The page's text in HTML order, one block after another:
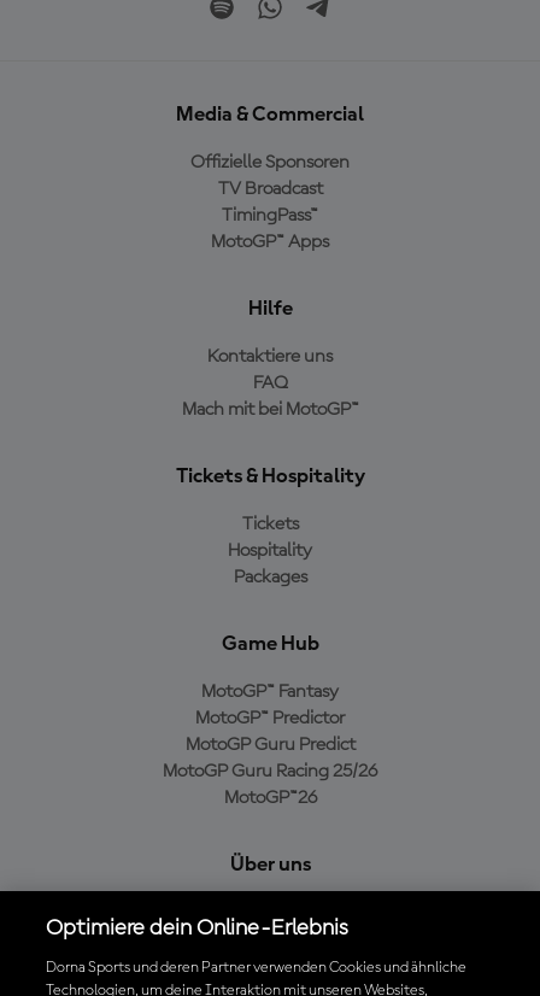
Media & Commercial
Offizielle Sponsoren
TV Broadcast
TimingPass™
MotoGP™ Apps
Hilfe
Kontaktiere uns
FAQ
Mach mit bei MotoGP™
Tickets & Hospitality
Tickets
Hospitality
Packages
Game Hub
MotoGP™ Fantasy
MotoGP™ Predictor
MotoGP Guru Predict
MotoGP Guru Racing 25/26
MotoGP™26
Über uns
Cookie-Richtlinien
Geschäftsbedingungen
Optimiere dein Online-Erlebnis
Dorna Sports und deren Partner verwenden Cookies und ähnliche
Technologien, um deine Interaktion mit unseren Websites,